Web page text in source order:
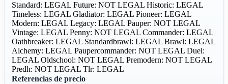
Standard: LEGALFuture: NOT LEGALHistoric: LEGAL
Timeless: LEGALGladiator: LEGALPioneer: LEGAL
Modern: LEGALLegacy: LEGALPauper: NOT LEGAL
Vintage: LEGALPenny: NOT LEGALCommander: LEGAL
Oathbreaker: LEGAL Standardbrawl: LEGALBrawl: LEGAL
Alchemy: LEGALPaupercommander: NOT LEGALDuel:
LEGALOldschool: NOT LEGALPremodern: NOT LEGAL
Predh: NOT LEGALTlr: LEGAL
Referencias de precio